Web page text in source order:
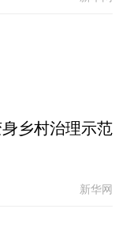
身乡村治理示范
新华网